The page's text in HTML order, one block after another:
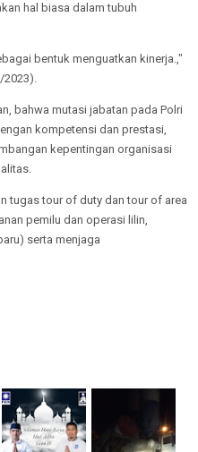
hal biasa dalam tubuh
bentuk menguatkan kinerja.,"
2023).
bahwa mutasi jabatan pada Polri
kompetensi dan prestasi,
kepentingan organisasi
tugas tour of duty dan tour of area
pemilu dan operasi lilin,
serta menjaga